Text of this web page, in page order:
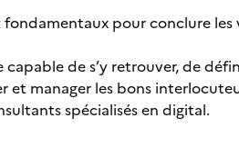
pour conclure
de s’y retrouver, de
manager les bons
spécialisés en digital.